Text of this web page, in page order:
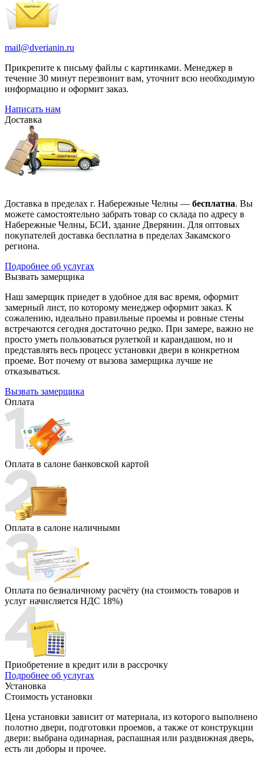
mail@dverianin.ru
Прикрепите к письму файлы с картинками. Менеджер в
течение 30 минут перезвонит вам, уточнит всю необходимую
информацию и оформит заказ.
Написать нам
Доставка
Доставка в пределах г. Набережные Челны — бесплатна. Вы
можете самостоятельно забрать товар со склада по адресу в
Набережные Челны, БСИ, здание Дверянин. Для оптовых
покупателей доставка бесплатна в пределах Закамского
региона.
Подробнее об услугах
Вызвать замерщика
Наш замерщик приедет в удобное для вас время, оформит
замерный лист, по которому менеджер оформит заказ. К
сожалению, идеально правильные проемы и ровные стены
встречаются сегодня достаточно редко. При замере, важно не
просто уметь пользоваться рулеткой и карандашом, но и
представлять весь процесс установки двери в конкретном
проеме. Вот почему от вызова замерщика лучше не
отказываться.
Вызвать замерщика
Оплата
Оплата в салоне банковской картой
Оплата в салоне наличными
Оплата по безналичному расчёту (на стоимость товаров и
услуг начисляется НДС 18%)
Приобретение в кредит или в рассрочку
Подробнее об услугах
Установка
Стоимость установки
Цена установки зависит от материала, из которого выполнено
полотно двери, подготовки проемов, а также от конструкции
двери: выбрана одинарная, распашная или раздвижная дверь,
есть ли доборы и прочее.